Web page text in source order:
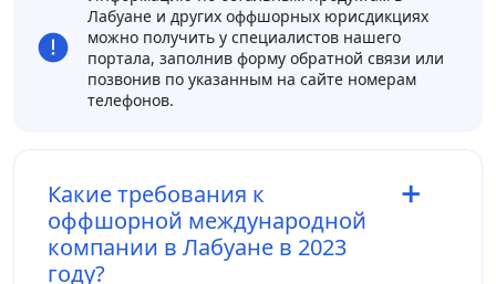
Лабуане и других оффшорных юрисдикциях
можно получить у специалистов нашего
портала, заполнив форму обратной связи или
позвонив по указанным на сайте номерам
телефонов.
Какие требования к
оффшорной международной
компании в Лабуане в 2023
году?